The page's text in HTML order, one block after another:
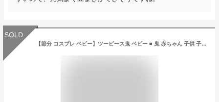
SOLD
【節分 コスプレ ベビー】ツーピース鬼 ベビー ■ 鬼 赤ちゃん 子供 子ども コスチューム コスプレ 豆まき 衣装 幼稚園 保育園 学校 イベント キャンペーン 施設 イベント すごい豆まき